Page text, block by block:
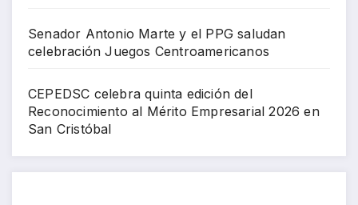
Senador Antonio Marte y el PPG saludan
celebración Juegos Centroamericanos
CEPEDSC celebra quinta edición del
Reconocimiento al Mérito Empresarial 2026 en
San Cristóbal